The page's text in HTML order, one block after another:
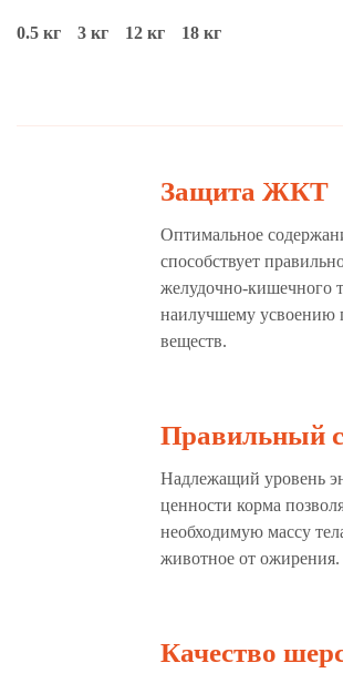
0.5 кг 3 кг 12 кг 18 кг
Защита ЖКТ
Оптимальное
способствует
желудочно-кишечного
наилучшему усвоению
веществ.
Правильный
Надлежащий уровень
ценности корма
необходимую массу
животное от ожирения.
Качество